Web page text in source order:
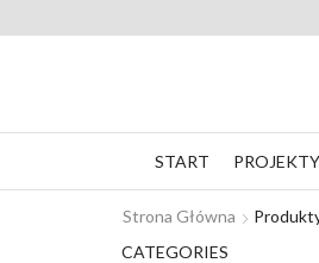
START
Strona Główna
CATEGORIES